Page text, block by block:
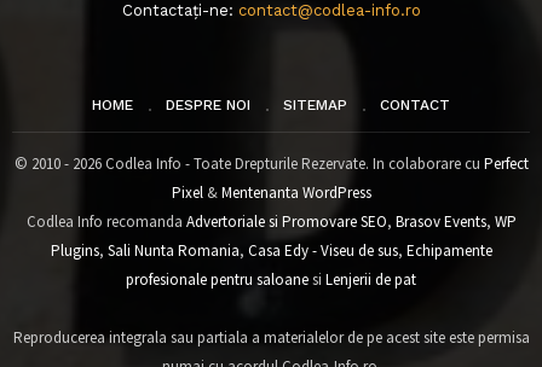
Contactați-ne: contact@codlea-info.ro
HOME DESPRE NOI SITEMAP CONTACT
© 2010 - 2026 Codlea Info - Toate Drepturile Rezervate. In colaborare cu Perfect
Pixel&Mentenanta WordPress
Codlea Info recomanda Advertoriale si Promovare SEO, Brasov Events, WP
Plugins, Sali Nunta Romania, Casa Edy - Viseu de sus, Echipamente
profesionale pentru saloanesi Lenjerii de pat
Reproducerea integrala sau partiala a materialelor de pe acest site este permisa